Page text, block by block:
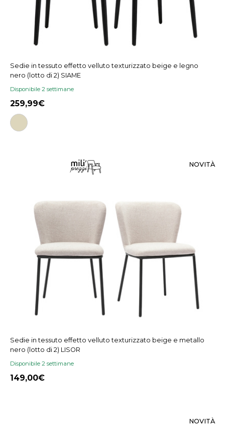
Sedie in tessuto effetto velluto texturizzato beige e legno
nero (lotto di 2) SIAME
Disponibile 2 settimane
259,99
NOVITÀ
Sedie in tessuto effetto velluto texturizzato beige e metallo
nero (lotto di 2) LISOR
Disponibile 2 settimane
149,00
NOVITÀ